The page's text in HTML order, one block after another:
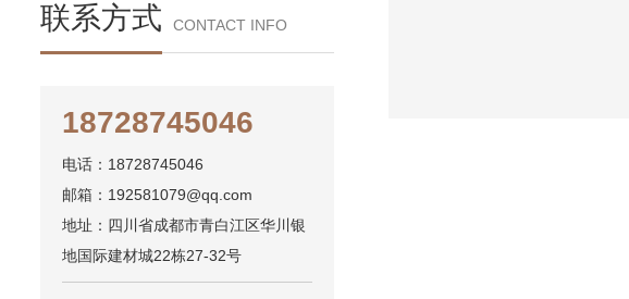
联系方式 CONTACT INFO
18728745046
电话：18728745046
邮箱：192581079@qq.com
地址：四川省成都市青白江区华川银
地国际建材城22栋27-32号